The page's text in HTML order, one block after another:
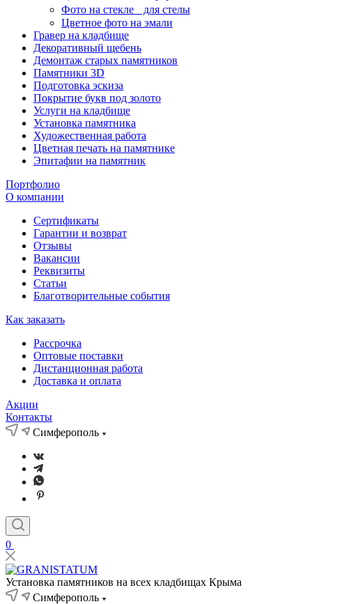
Фото на стекле для стелы
Цветное фото на эмали
Гравер на кладбище
Декоративный щебень
Демонтаж старых памятников
Памятники 3D
Подготовка эскиза
Покрытие букв под золото
Услуги на кладбище
Установка памятника
Художественная работа
Цветная печать на памятнике
Эпитафии на памятник
Портфолио
О компании
Сертификаты
Гарантии и возврат
Отзывы
Вакансии
Реквизиты
Статьи
Благотворительные события
Как заказать
Рассрочка
Оптовые поставки
Дистанционная работа
Доставка и оплата
Акции
Контакты
Симферополь
0
Установка памятников на всех кладбищах Крыма
Симферополь